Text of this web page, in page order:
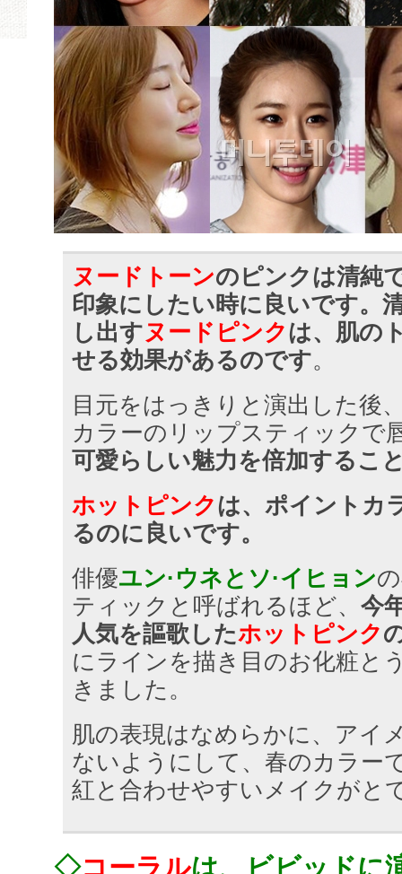
ヌードトーンのピンクは清純
印象にしたい時に良いです。
し出す ヌードピンクは、肌の
せる効果があるのです。
目元をはっきりと演出した後
カラーのリップスティックで
可愛らしい魅力を倍加するこ
ホットピンクは、ポイントカ
るのに良いです。
俳優ユン·ウネとソ·イヒョン
ティックと呼ばれるほど、 今
人気を謳歌したホットピンク
にラインを描き目のお化粧と
きました。
肌の表現はなめらかに、アイ
ないようにして、春のカラー
紅と合わせやすいメイクがと
◇コーラルは、ビビッドに